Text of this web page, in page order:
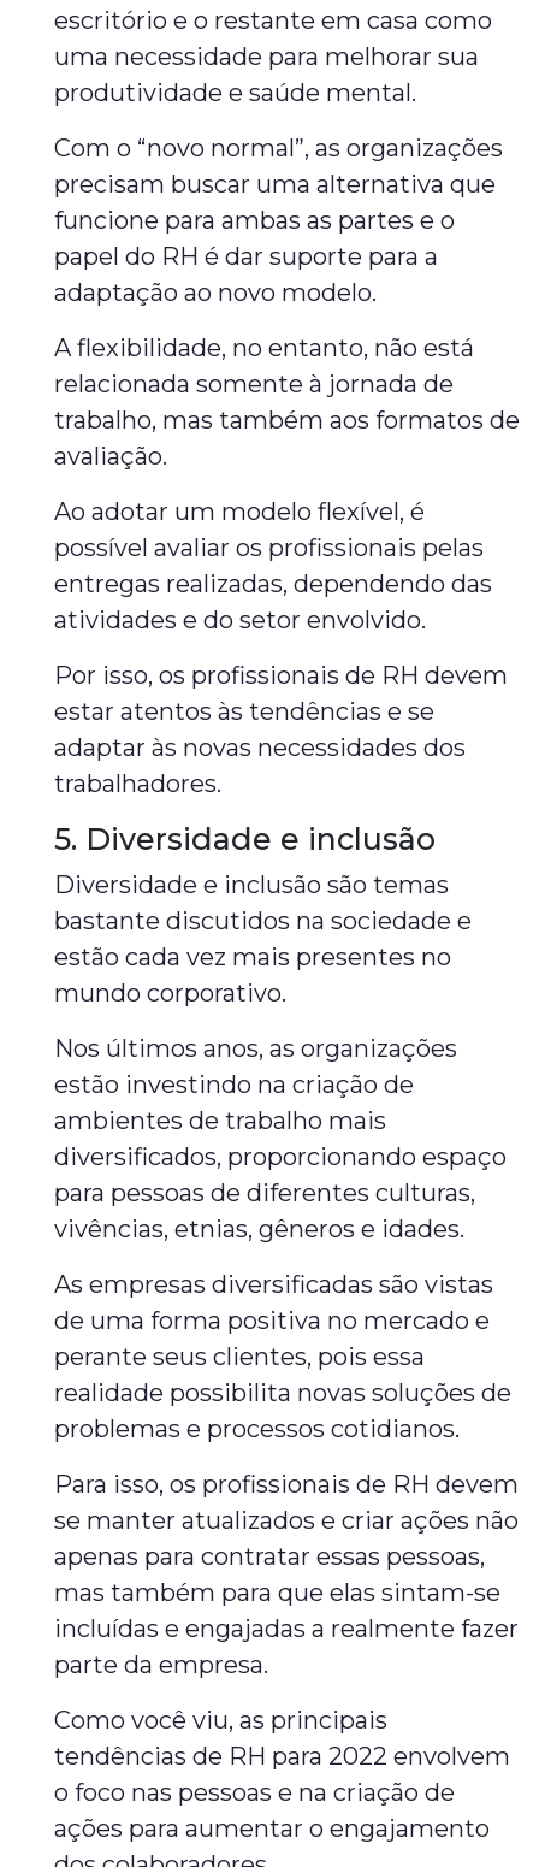
escritório e o restante em casa como
uma necessidade para melhorar sua
produtividade e saúde mental.
Com o “novo normal”, as organizações
precisam buscar uma alternativa que
funcione para ambas as partes e o
papel do RH é dar suporte para a
adaptação ao novo modelo.
A flexibilidade, no entanto, não está
relacionada somente à jornada de
trabalho, mas também aos formatos de
avaliação.
Ao adotar um modelo flexível, é
possível avaliar os profissionais pelas
entregas realizadas, dependendo das
atividades e do setor envolvido.
Por isso, os profissionais de RH devem
estar atentos às tendências e se
adaptar às novas necessidades dos
trabalhadores.
5. Diversidade e inclusão
Diversidade e inclusão são temas
bastante discutidos na sociedade e
estão cada vez mais presentes no
mundo corporativo.
Nos últimos anos, as organizações
estão investindo na criação de
ambientes de trabalho mais
diversificados, proporcionando espaço
para pessoas de diferentes culturas,
vivências, etnias, gêneros e idades.
As empresas diversificadas são vistas
de uma forma positiva no mercado e
perante seus clientes, pois essa
realidade possibilita novas soluções de
problemas e processos cotidianos.
Para isso, os profissionais de RH devem
se manter atualizados e criar ações não
apenas para contratar essas pessoas,
mas também para que elas sintam-se
incluídas e engajadas a realmente fazer
parte da empresa.
Como você viu, as principais
tendências de RH para 2022 envolvem
o foco nas pessoas e na criação de
ações para aumentar o engajamento